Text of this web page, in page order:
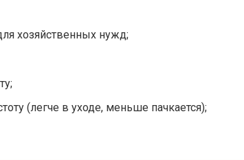
хозяйственных нужд;
(легче в уходе, меньше пачкается);